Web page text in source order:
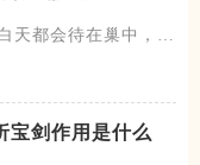
天都会待在巢中，在
宝剑作用是什么